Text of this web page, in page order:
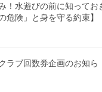
！水遊びの前に知ってお
危険」と身を守る約束】
ラブ回数券企画のお知ら